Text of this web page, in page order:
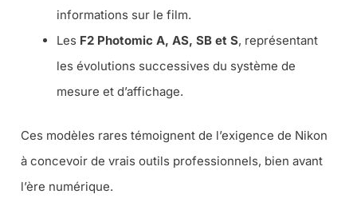
informations sur le film.
Les F2 Photomic A, AS, SB et S, représentant
les évolutions successives du système de
mesure et d’affichage.
Ces modèles rares témoignent de l’exigence de Nikon
à concevoir de vrais outils professionnels, bien avant
l’ère numérique.